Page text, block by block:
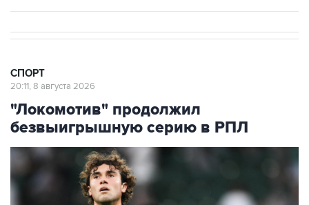
СПОРТ
20:11, 8 августа 2026
"Локомотив" продолжил
безвыигрышную серию в РПЛ